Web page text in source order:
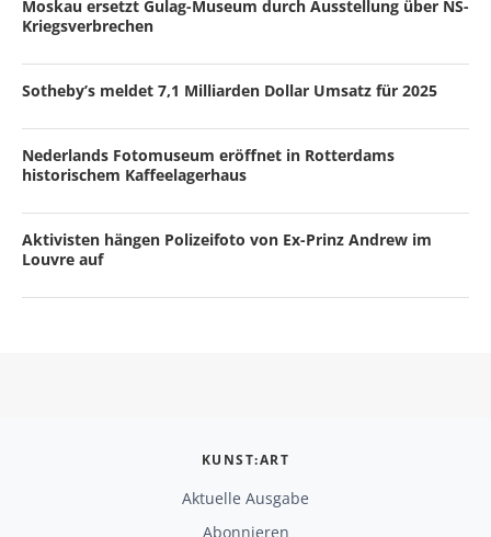
Moskau ersetzt Gulag-Museum durch Ausstellung über NS-
Kriegsverbrechen
Sotheby’s meldet 7,1 Milliarden Dollar Umsatz für 2025
Nederlands Fotomuseum eröffnet in Rotterdams
historischem Kaffeelagerhaus
Aktivisten hängen Polizeifoto von Ex-Prinz Andrew im
Louvre auf
KUNST:ART
Aktuelle Ausgabe
Abonnieren